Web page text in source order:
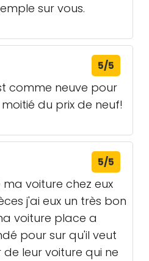
sur vous.
5/5
comme neuve pour
du prix de neuf!
5/5
ma voiture chez eux
j'ai eux un très bon
voiture place a
pour sur qu'il veut
leur voiture qui ne